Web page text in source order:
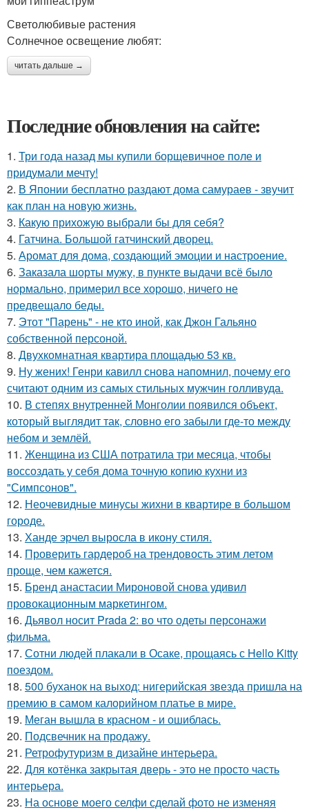
Светолюбивые растения
Солнечное освещение любят:
читать дальше →
Последние обновления на сайте:
1. Три года назад мы купили борщевичное поле и
придумали мечту!
2. В Японии бесплатно раздают дома самураев - звучит
как план на новую жизнь.
3. Какую прихожую выбрали бы для себя?
4. Гатчина. Большой гатчинский дворец.
5. Аромат для дома, создающий эмоции и настроение.
6. Заказала шорты мужу, в пункте выдачи всё было
нормально, примерил все хорошо, ничего не
предвещало беды.
7. Этот "Парень" - не кто иной, как Джон Гальяно
собственной персоной.
8. Двухкомнатная квартира площадью 53 кв.
9. Ну жених! Генри кавилл снова напомнил, почему его
считают одним из самых стильных мужчин голливуда.
10. В степях внутренней Монголии появился объект,
который выглядит так, словно его забыли где-то между
небом и землёй.
11. Женщина из США потратила три месяца, чтобы
воссоздать у себя дома точную копию кухни из
"Симпсонов".
12. Неочевидные минусы жихни в квартире в большом
городе.
13. Ханде эрчел выросла в икону стиля.
14. Проверить гардероб на трендовость этим летом
проще, чем кажется.
15. Бренд анастасии Мироновой снова удивил
провокационным маркетингом.
16. Дьявол носит Prada 2: во что одеты персонажи
фильма.
17. Сотни людей плакали в Осаке, прощаясь с Hello Kitty
поездом.
18. 500 буханок на выход: нигерийская звезда пришла на
премию в самом калорийном платье в мире.
19. Меган вышла в красном - и ошиблась.
20. Подсвечник на продажу.
21. Ретрофутуризм в дизайне интерьера.
22. Для котёнка закрытая дверь - это не просто часть
интерьера.
23. На основе моего селфи сделай фото не изменяя